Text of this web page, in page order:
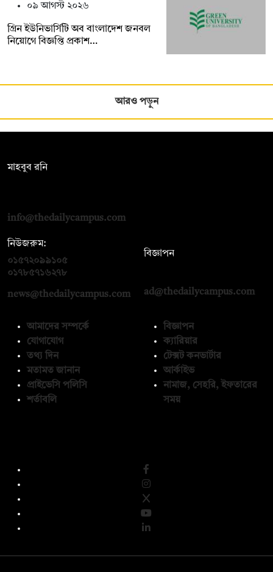
০৯ আগস্ট ২০২৬
গ্রিন ইউনিভার্সিটি অব বাংলাদেশ জনবল
নিয়োগে বিজ্ঞপ্তি প্রকাশ…
আরও পড়ুন
মাহবুব রনি
info@thedailycampus.com
নিউজরুম:
০১৫৭২০৯৯১০৫
০১৭৮৫৭১৬২৭৮
news@thedailycampus.com
বিজ্ঞাপন
ad@thedailycampus.com
আমাদের সম্পর্কে
যোগাযোগ
তথ্য দিন
মতামত জানান
প্রাইভেসি পলিসি
শর্তাবলি
বিজ্ঞাপন
ক্যারিয়ার
টেক্সট কনভার্টার
আর্কাইভ
নামাজ, সেহরি, ইফতারের
সময়